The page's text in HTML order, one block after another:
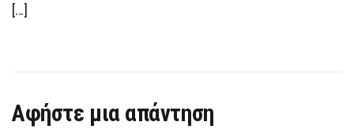
[…]
Αφήστε μια απάντηση